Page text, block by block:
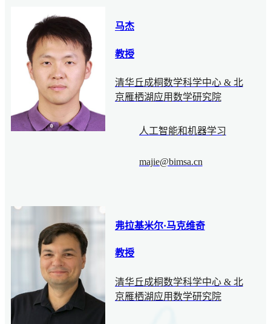
马杰
教授
清华丘成桐数学科学中心 & 北
京雁栖湖应用数学研究院
人工智能和机器学习
majie@bimsa.cn
弗拉基米尔·马克维奇
教授
清华丘成桐数学科学中心 & 北
京雁栖湖应用数学研究院